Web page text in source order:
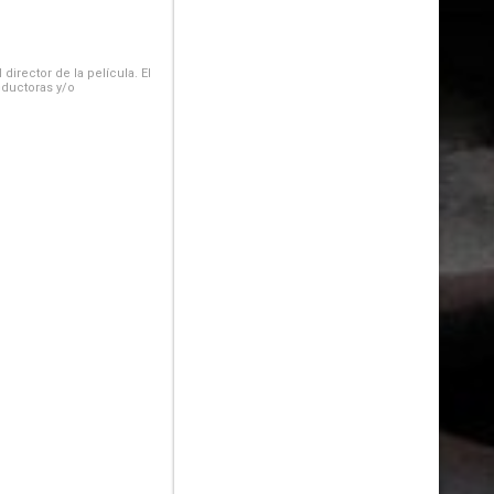
de la película. El
y/o